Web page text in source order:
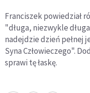
Franciszek powiedział
"długa, niezwykle
nadejdzie dzień pełnej
Syna Człowieczego".
sprawi tę łaskę.